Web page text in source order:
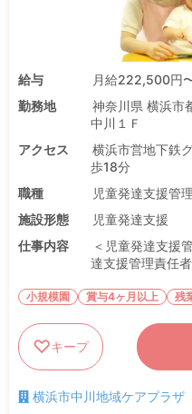
給与
月給222,500円
勤務地
神奈川県 横浜
中川１Ｆ
アクセス
横浜市営地下鉄
歩18分
職種
児童発達支援管
施設形態
児童発達支援
仕事内容
＜児童発達支援
達支援管理責任
小規模園 賞与4ヶ月以上 残
キープ
横浜市中川地域ケアプラザ